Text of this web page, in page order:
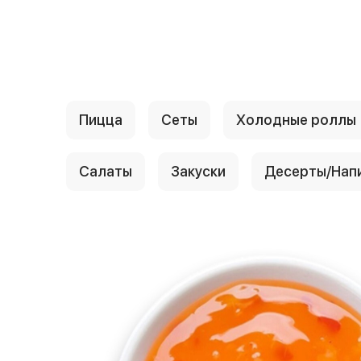
Пицца Сеты Холодные роллы
Салаты Закуски Десерты/